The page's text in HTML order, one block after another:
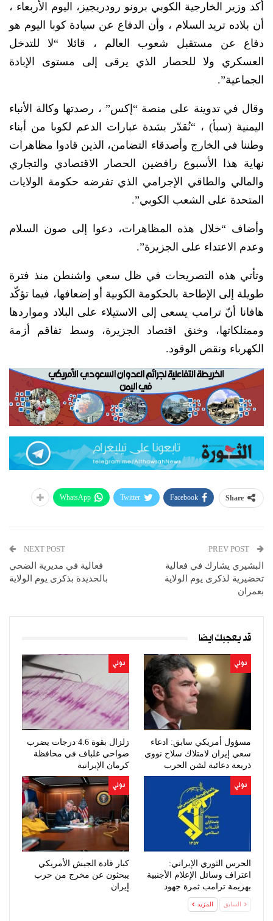
أكد وزير الخارجية الكوبي برونو رودريجيز، اليوم الأربعاء ،
أن بلاده تريد السلام ، وأن الدفاع عن سيادة كوبا اليوم هو
دفاع عن مستقبل شعوب العالم ، قائلا “لا للتدخل
العسكري ولا للحصار الذي يرقى إلى مستوى الإبادة
الجماعية”.
وقال في تدوينة على منصة “إكس” ، رصدتها وكالة الأنباء
اليمنية (سبأ) ، “نُقدّر بشدة عبارات الدعم لكوبا من أبناء
وطننا في الخارج وأصدقاء التضامن، الذين قادوا مظاهرات
نهاية هذا الأسبوع رافضين الحصار الاقتصادي والتجاري
والمالي والطاقي الإجرامي الذي تفرضه حكومة الولايات
المتحدة على الشعب الكوبي”.
وأضاف “خلال هذه المظاهرات، دعوا إلى صون السلام
وعدم الاعتداء على الجزيرة”.
وتأتي هذه التصريحات في ظل سعي واشنطن منذ فترة
طويلة إلى الإطاحة بالحكومة الكوبية أو إضعافها، فيما تؤكّد
هافانا أنّ ترامب يسعى إلى الاستيلاء على البلاد ومواردها
وممتلكاتها، وخنق اقتصاد الجزيرة، وسط تفاقم أزمة
الكهرباء ونقص الوقود.
Share
Facebook
Twitter
WhatsApp
البشيري يشارك في فعالية
تحضيرية لذكرى يوم الولاية
بعمران
NEXT POST
فعالية في مديرية الضحي
بالحديدة بذكرى يوم الولاية
قد يعجبك ايضا
دولي
مسؤول أمريكي سابق: ادعاء
سعي إيران لامتلاك سلاح نووي
ذريعة دعائية لشن الحرب
دولي
زلزال بقوة 4.6 درجات يضرب
ضواحي غلباف في محافظة
كرمان الإيرانية
دولي
الحرس الثوري الإيراني:
اعتراف وسائل الإعلام الأجنبية
بهزيمة ترامب ثمرة جهود
دولي
كبار قادة الجيش الأمريكي
يبحثون عن مخرج من حرب
إيران
السابق المزيد